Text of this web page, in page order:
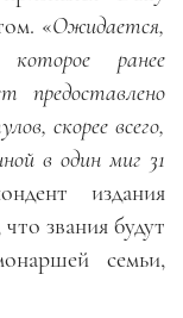
«Ожидается,
ранее
предоставлено
скорее всего,
в один миг 31
издания
звания будут
семьи,